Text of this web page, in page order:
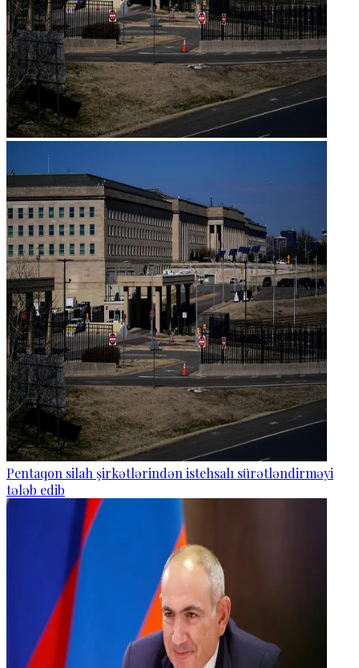
Pentaqon silah şirkətlərindən istehsalı sürətləndirməyi
tələb edib